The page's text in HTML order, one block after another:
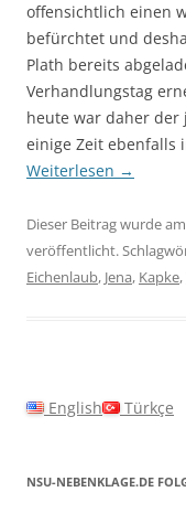
offensichtlich einen
befürchtet und
Plath bereits
Verhandlungstag
heute war daher der
einige Zeit ebenfalls
Weiterlesen →
Dieser Beitrag wurde am
veröffentlicht.
Eichenlaub, Jena, Kapke,
English Türkçe
NSU-NEBENKLAGE.DE